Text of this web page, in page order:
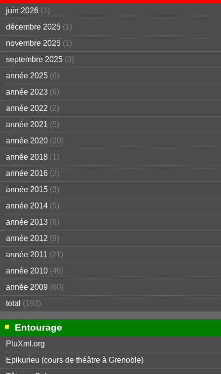
juin 2026 (1)
décembre 2025 (1)
novembre 2025 (1)
septembre 2025 (3)
année 2025 (6)
année 2023 (6)
année 2022 (2)
année 2021 (5)
année 2020 (20)
année 2018 (1)
année 2016 (2)
année 2015 (3)
année 2014 (5)
année 2013 (6)
année 2012 (9)
année 2011 (21)
année 2010 (46)
année 2009 (60)
total (193)
Entourage
PluXml.org
Epikurieu (cours de théâtre à Grenoble)